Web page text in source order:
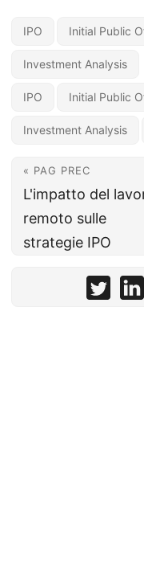
IPO Initial Public
Investment Analysis
IPO Initial Public
Investment Analysis
« PAG PREC
L'impatto del
remoto sulle
strategie IPO